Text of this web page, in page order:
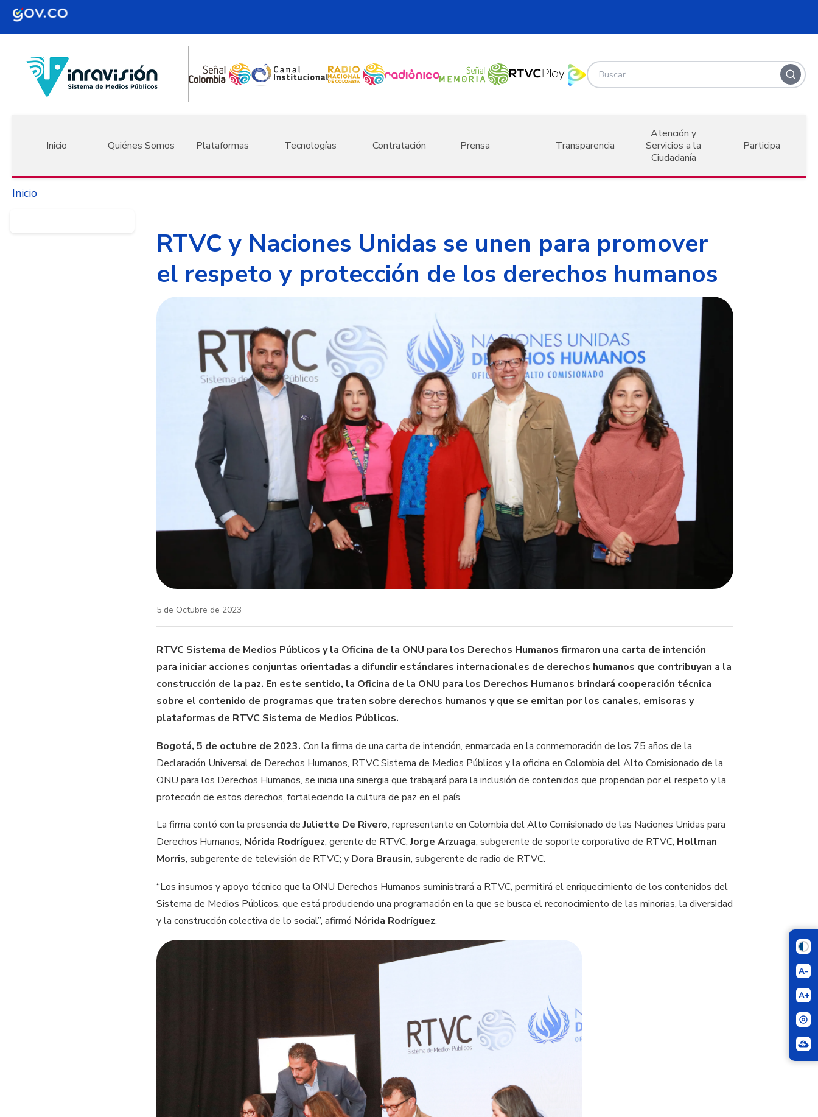
Pasar al contenido principal
Inicio Quiénes Somos Plataformas Tecnologías Contratación Prensa Transparencia
Atención y
Servicios a la
Ciudadanía
Participa
A-
A+
Inicio
RTVC y Naciones Unidas se unen para promover
el respeto y protección de los derechos humanos
5 de Octubre de 2023
RTVC Sistema de Medios Públicos y la Oficina de la ONU para los Derechos Humanos firmaron una carta de intención
para iniciar acciones conjuntas orientadas a difundir estándares internacionales de derechos humanos que contribuyan a la
construcción de la paz. En este sentido, la Oficina de la ONU para los Derechos Humanos brindará cooperación técnica
sobre el contenido de programas que traten sobre derechos humanos y que se emitan por los canales, emisoras y
plataformas de RTVC Sistema de Medios Públicos.
Bogotá, 5 de octubre de 2023. Con la firma de una carta de intención, enmarcada en la conmemoración de los 75 años de la
Declaración Universal de Derechos Humanos, RTVC Sistema de Medios Públicos y la oficina en Colombia del Alto Comisionado de la
ONU para los Derechos Humanos, se inicia una sinergia que trabajará para la inclusión de contenidos que propendan por el respeto y la
protección de estos derechos, fortaleciendo la cultura de paz en el país.
La firma contó con la presencia deJuliette De Rivero, representante en Colombia del Alto Comisionado de las Naciones Unidas para
Derechos Humanos; Nórida Rodríguez, gerente de RTVC;Jorge Arzuaga, subgerente de soporte corporativo de RTVC; Hollman
Morris, subgerente de televisión de RTVC; y Dora Brausin, subgerente de radio de RTVC.
“Los insumos y apoyo técnico que la ONU Derechos Humanos suministrará a RTVC, permitirá el enriquecimiento de los contenidos del
Sistema de Medios Públicos, que está produciendo una programación en la que se busca el reconocimiento de las minorías, la diversidad
y la construcción colectiva de lo social”, afirmó Nórida Rodríguez.